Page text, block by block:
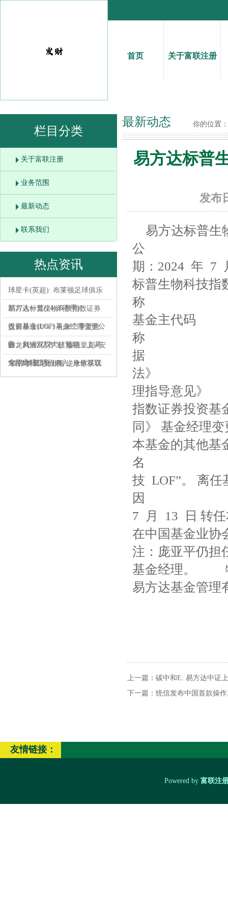
首页 关于富联注册
栏目分类
关于富联注册
业务范围
最新动态
联系我们
热点资讯
球星卡(英超): 布莱顿足球俱乐
部27人一览(24-25赛季)
易方达标普生物科技指数证券
投资基金(LOF)基金经理变更公
告
盘前暴涨10%！礼来二季度营
收、利润双双大超预期，上调
全年业绩指引 |
卧龙凤雏2亿齐飞! 穆德里克+安
东尼均1亿总价购入, 身价双双
“汉洋折衷”美出圈 逆水寒茶话
最新动态 你的位置：
易方达标普
发布
易方达标普生
公
期：2024
标普生物科技指
称 易方达
基金主代
称 易方达
据 《公开
法》 《基
理指导意
指数证券
同》 基金经
本基金的其他
名 庞亚平
技 LOF”。
因 工作
7 月 13 日 转
在中国基
注：庞亚平仍担
基金
易方达基金管理
上一篇： 碳中和E: 易方达中证
下一篇： 统信发布中国首款操
友情链接：
Powered by 富联注